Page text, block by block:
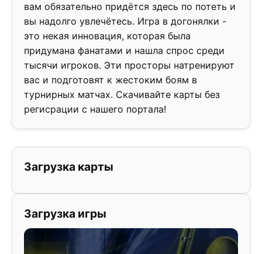
вам обязательно придётся здесь по потеть и
вы надолго увлечётесь. Игра в догонялки -
это некая инновация, которая была
придумана фанатами и нашла спрос среди
тысячи игроков. Эти просторы натренируют
вас и подготовят к жестоким боям в
турнирных матчах. Скачивайте карты без
регисрации с нашего портала!
Загрузка карты
Загрузка игры